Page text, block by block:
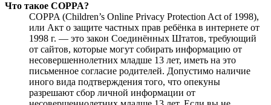
Что такое COPPA?
COPPA (Children’s Online Privacy Protection Act of 1998),
или Акт о защите частных прав ребёнка в интернете от
1998 г. — это закон Соединённых Штатов, требующий
от сайтов, которые могут собирать информацию от
несовершеннолетних младше 13 лет, иметь на это
письменное согласие родителей. Допустимо наличие
иного вида подтверждения того, что опекуны
разрешают сбор личной информации от